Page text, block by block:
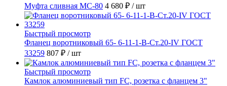
Муфта сливная МС-80 4 680 ₽ / шт
Быстрый просмотр
Фланец воротниковый 65- 6-11-1-B-Ст.20-IV ГОСТ
33259 807 ₽ / шт
Быстрый просмотр
Камлок алюминиевый тип FC, розетка с фланцем 3"